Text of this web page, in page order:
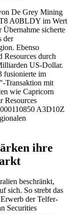
De Grey Mining
A0BLDY im Wert
sicherte
der
Ebenso
Resources durch
US-Dollar.
fusionierte im
Transaktion mit
wie Capricorn
Resources
A3D10Z
ihre
beschränkt,
sich. So strebt das
der Telfer-
Securities